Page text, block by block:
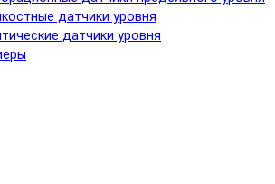
датчики уровня
датчики уровня